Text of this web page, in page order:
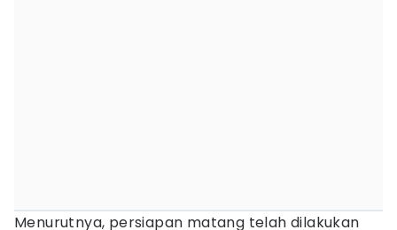
Menurutnya, persiapan matang telah dilakukan